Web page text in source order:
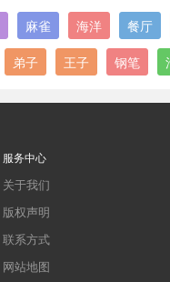
麻雀 海洋 餐厅
弟子 王子 钢笔
服务中心
关于我们
版权声明
联系方式
网站地图